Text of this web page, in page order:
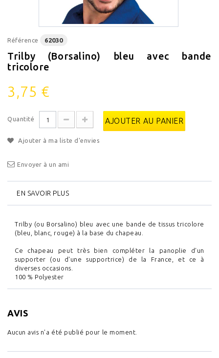
Référence 62030
Trilby (Borsalino) bleu avec bande
tricolore
3,75 €
Quantité AJOUTER AU PANIER
Ajouter à ma liste d'envies
Envoyer à un ami
EN SAVOIR PLUS
Trilby (ou Borsalino) bleu avec une bande de tissus tricolore
(bleu, blanc, rouge) à la base du chapeau.
Ce chapeau peut très bien compléter la panoplie d'un
supporter (ou d'une supportrice) de la France, et ce à
diverses occasions.
100 % Polyester
AVIS
Aucun avis n'a été publié pour le moment.